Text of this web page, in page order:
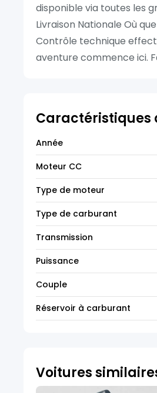
disponible via toutes les
Livraison Nationale Où
Contrôle technique
aventure commence ici.
Caractéristiques
Année
Moteur CC
Type de moteur
Type de carburant
Transmission
Puissance
Couple
Réservoir à carburant
Voitures